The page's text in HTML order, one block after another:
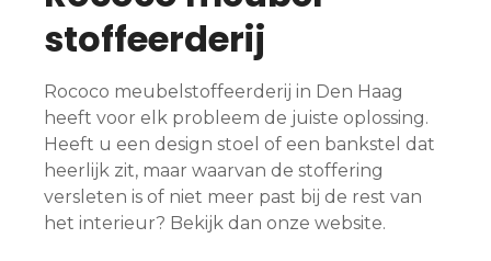
stoffeerderij
Rococo meubelstoffeerderij in Den Haag
heeft voor elk probleem de juiste oplossing.
Heeft u een design stoel of een bankstel dat
heerlijk zit, maar waarvan de stoffering
versleten is of niet meer past bij de rest van
het interieur? Bekijk dan onze website.